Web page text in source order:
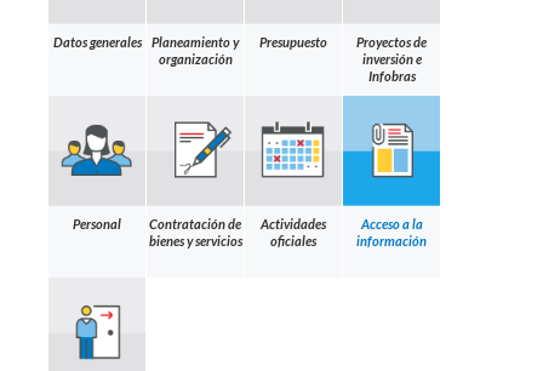
Datos generales
Planeamiento y
organización
Presupuesto
Proyectos de
inversión e
Infobras
Personal
Contratación de
bienes y servicios
Actividades
oficiales
Acceso a la
información